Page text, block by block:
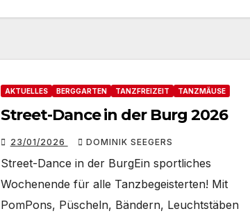
AKTUELLES BERGGARTEN TANZFREIZEIT TANZMÄUSE
Street-Dance in der Burg 2026
23/01/2026 DOMINIK SEEGERS
Street-Dance in der BurgEin sportliches
Wochenende für alle Tanzbegeisterten! Mit
PomPons, Püscheln, Bändern, Leuchtstäben